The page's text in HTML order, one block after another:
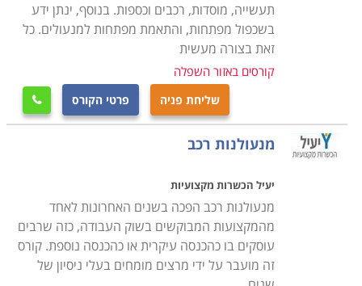
קורס מנעולן מעניק ידע מהבסיס, כך שאין כל צורך בידע
מוקדם, וכל אחד שהתחום מעניין אותו, יוכל לקחת בו חלק
ולרכוש לעצמו מקצוע מבוקש ומוביל ואף רווחי ביותר.
במסגרת הקורס יועברו שיעורים תיאורטיים בנושאי סוגי
המנעולים ומערכות הנעילה השונות, טכניקות פריצה,
מנעולים אנלוגיים ואלקטרונים והכשרה מעשית פרקטית
לפתיחת תקלות באופן מדויק, מבלי לגרום נזק למערכת
הקורס מותאם לאנשים עובדים, בתכנית לימודים מרוכזת, כך
שניתן להמשיך לעבוד במקביל ללימודים בקורס ובתוך כ- 4
חודשים לקבל תעודה מקצועית בתחום, אשר באמצעותה
תעשייה, מוסדות, רכבים וכספות. בנוסף, ינתן ידע
בשכפול מפתחות, והתאמת מפתחות למנעולים. כל
זאת בצורה מעשית
קורסים באזור השפלה
שליחת פניה פרטי הקורס 
מנעולנות רכב
יעיל הכשרות מקצועיות
מנעולנות רכב הפכה בשנים האחרונות לאחד
מהמקצועות המבוקשים בשוק העבודה, כזה שרבים
עוסקים בו כהכנסה עיקרית או כהכנסה נוספת. קורס
זה מועבר על ידי מרצים מומחים בעלי ניסיון של